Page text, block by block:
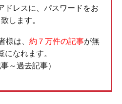
ドレスに、パスワードをお
します。
様は、 約７万件の記事が無
になれます。
事～過去記事）